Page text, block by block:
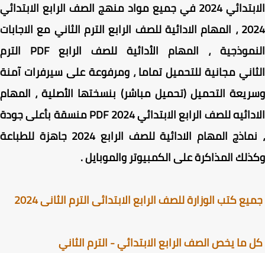
2024 في جميع مواد
منهج الصف الرابع الابتدائي
، المهام الادائية للصف الرابع الترم الثاني مع الاجابات
، المهام الأدائية للصف الرابع PDF الترم
مجانية للتحميل تماما ، ومرفوعة على سيرفرات آمنة
التحميل (تحميل مباشر) بنسختها الأصلية ، المهام
الادائيه للصف الرابع الابتدائي 2024 PDF منسقة بأعلى جودة
، نماذج المهام الادائية للصف الرابع 2024 جاهزة للطباعة
المذاكرة على الكمبيوتر والموبايل .
كتب الوزارة للصف الرابع الابتدائى الترم الثانى 2024
يخص الصف الرابع الابتدائي - الترم الثاني